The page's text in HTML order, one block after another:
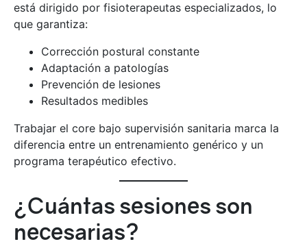
está dirigido por fisioterapeutas especializados, lo
que garantiza:
Corrección postural constante
Adaptación a patologías
Prevención de lesiones
Resultados medibles
Trabajar el core bajo supervisión sanitaria marca la
diferencia entre un entrenamiento genérico y un
programa terapéutico efectivo.
¿Cuántas sesiones son
necesarias?